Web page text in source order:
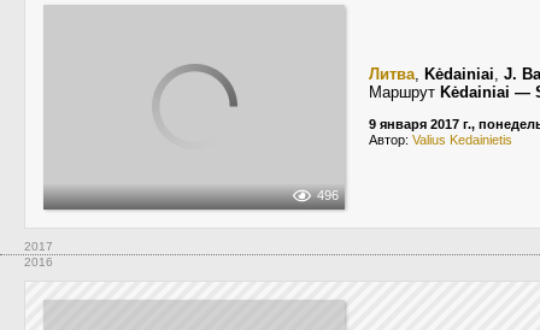
496
Литва, Kėdainiai, J.
Маршрут Kėdainiai —
9 января 2017 г.,
Автор: Valius Kedainietis
2017
2016